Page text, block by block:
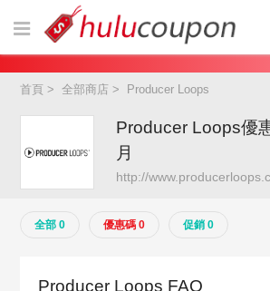
首頁 >全部商店 > Producer Loops
Producer Loops優
月
http://
全部 0 優惠碼 0 促銷 0
Producer Loops FAQ